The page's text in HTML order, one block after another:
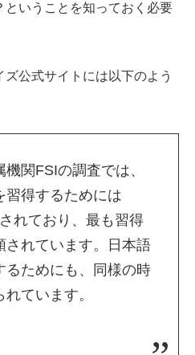
いうことを知っておく必要
公式サイトには以下のよう
関FSIの調査では、
習得するためには
れており、最も習得
されています。日本語
るためにも、同様の時
ています。